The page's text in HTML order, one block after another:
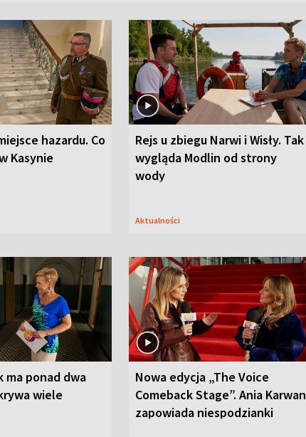
hazardu. Co
Kasynie
Rejs u zbiegu Narwi i Wisły. Tak
wygląda Modlin od strony
wody
Aktualności
ma ponad dwa
wiele
Nowa edycja „The Voice
Comeback Stage”. Ania Karwan
zapowiada niespodzianki